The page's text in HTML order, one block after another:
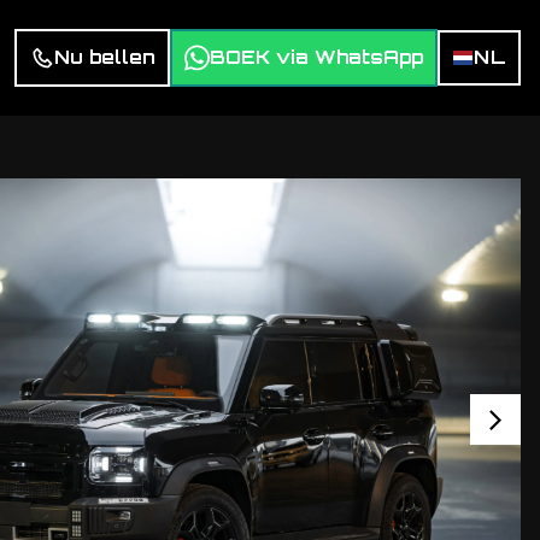
Nu bellen BOEK via WhatsApp NL